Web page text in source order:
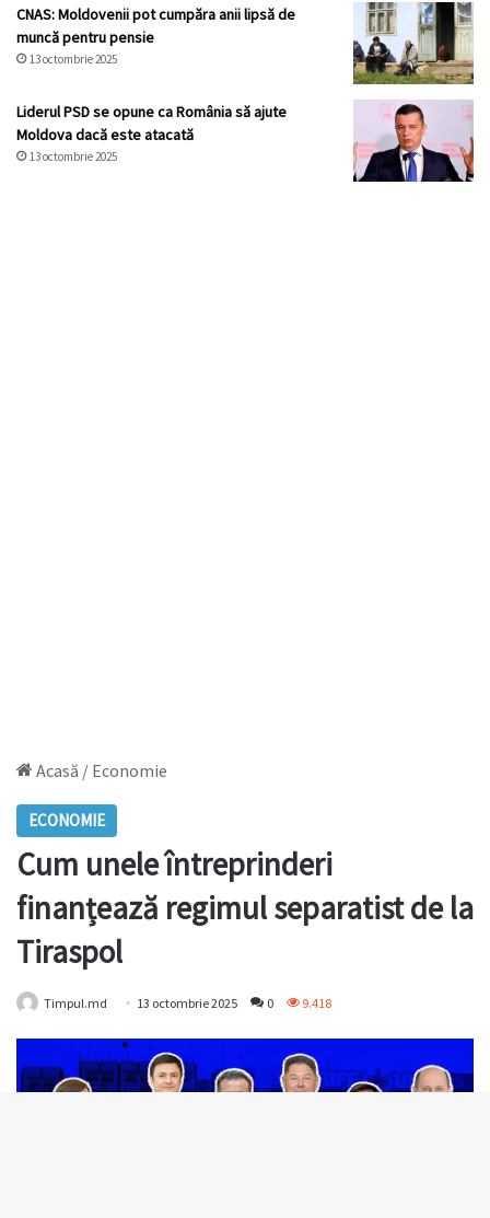
CNAS: Moldovenii pot cumpăra anii lipsă de
muncă pentru pensie
13 octombrie 2025
Liderul PSD se opune ca România să ajute
Moldova dacă este atacată
13 octombrie 2025